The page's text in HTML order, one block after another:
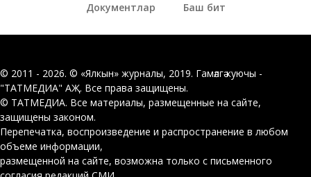
Документлар Баш бит
© 2011 - 2026. © «Ялкын» журналы, 2019. Гамәлгә куючы -
"ТАТМЕДИА" АҖ. Все права защищены.
© ТАТМЕДИА. Все материалы, размещенные на сайте,
защищены законом.
Перепечатка, воспроизведение и распространение в любом
объеме информации,
размещенной на сайте, возможна только с письменного